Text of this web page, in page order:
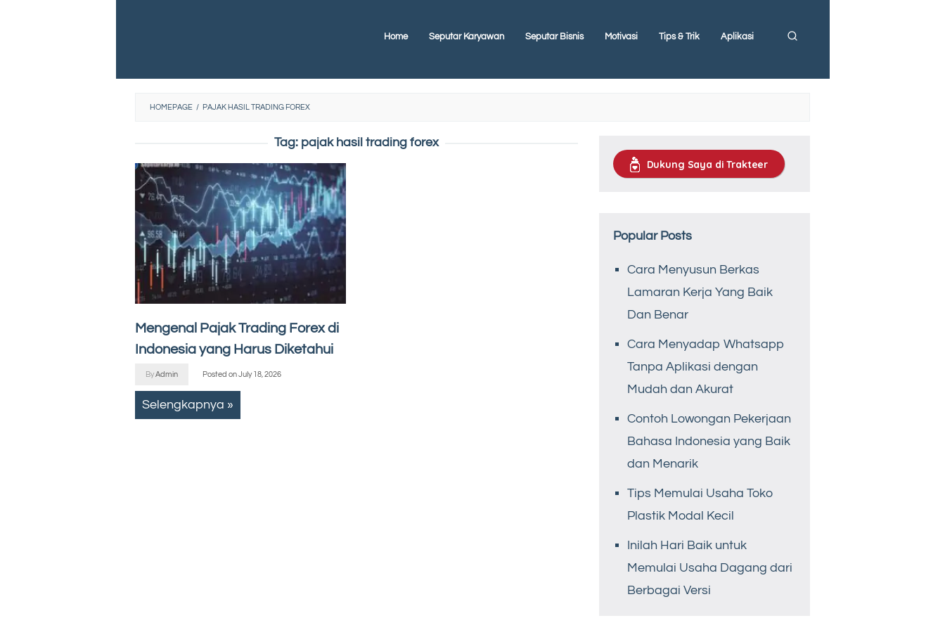
Home Seputar Karyawan Seputar Bisnis Motivasi Tips & Trik Aplikasi
HOMEPAGE / PAJAK HASIL TRADING FOREX
Tag: pajak hasil trading forex
Mengenal Pajak Trading Forex di
Indonesia yang Harus Diketahui
ByAdmin Posted onJuly 18, 2026
Selengkapnya »
Dukung Saya di Trakteer
Popular Posts
Cara Menyusun Berkas
Lamaran Kerja Yang Baik
Dan Benar
Cara Menyadap Whatsapp
Tanpa Aplikasi dengan
Mudah dan Akurat
Contoh Lowongan Pekerjaan
Bahasa Indonesia yang Baik
dan Menarik
Tips Memulai Usaha Toko
Plastik Modal Kecil
Inilah Hari Baik untuk
Memulai Usaha Dagang dari
Berbagai Versi